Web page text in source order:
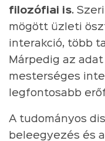
filozófiai is.
mögött üzleti
interakció, több
Márpedig az
mesterséges
legfontosabb
A tudományos
beleegyezés és